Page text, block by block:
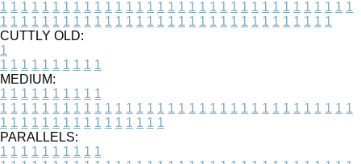
1 1 1 1 1 1 1 1 1 1 1 1 1 1 1 1 1 1 1 1 1 1 1 1 1 1 1 1 1 1 1 1 1 1
1 1 1 1 1 1 1 1 1 1 1 1 1 1 1 1 1 1 1 1 1 1 1 1 1 1 1 1 1 1 1 1
CUTTLY OLD:
1
1 1 1 1 1 1 1 1 1 1
MEDIUM:
1 1 1 1 1 1 1 1 1 1
1 1 1 1 1 1 1 1 1 1 1 1 1 1 1 1 1 1 1 1 1 1 1 1 1 1 1 1 1 1 1 1 1 1
1 1 1 1 1 1 1 1 1 1 1 1 1 1 1 1
PARALLELS:
1 1 1 1 1 1 1 1 1 1